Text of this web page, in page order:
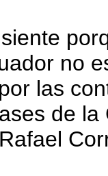
no
las
de